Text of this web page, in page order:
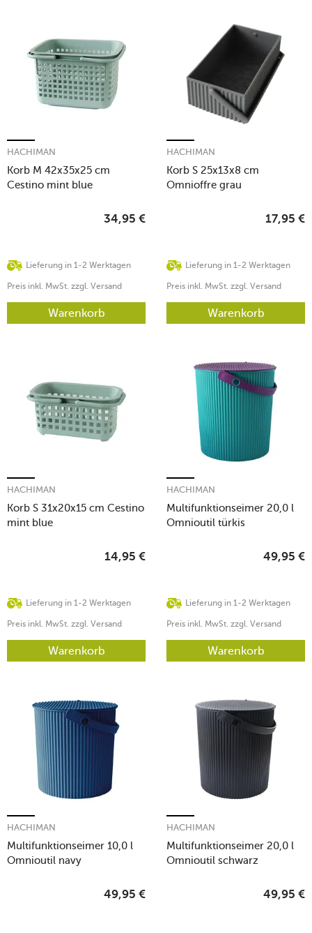
Korb M 42x35x25 cm
Cestino mint blue
HACHIMAN
Lieferung in 1-2 Werktagen
34,95 €
Preis inkl. MwSt. zzgl. Versand
Warenkorb
Korb S 25x13x8 cm
Omnioffre grau
HACHIMAN
Lieferung in 1-2 Werktagen
17,95 €
Preis inkl. MwSt. zzgl. Versand
Warenkorb
Korb S 31x20x15 cm Cestino
mint blue
HACHIMAN
Lieferung in 1-2 Werktagen
14,95 €
Preis inkl. MwSt. zzgl. Versand
Warenkorb
Multifunktionseimer 20,0 l
Omnioutil türkis
HACHIMAN
Lieferung in 1-2 Werktagen
49,95 €
Preis inkl. MwSt. zzgl. Versand
Warenkorb
Multifunktionseimer 10,0 l
Omnioutil navy
HACHIMAN
49,95 €
Multifunktionseimer 20,0 l
Omnioutil schwarz
HACHIMAN
49,95 €